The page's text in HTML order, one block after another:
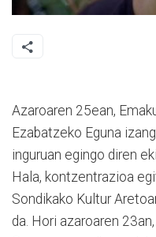
Azaroaren 25ean,
Ezabatzeko Eguna
inguruan egingo diren
Hala, kontzentrazioa
Sondikako Kultur
da. Hori azaroaren